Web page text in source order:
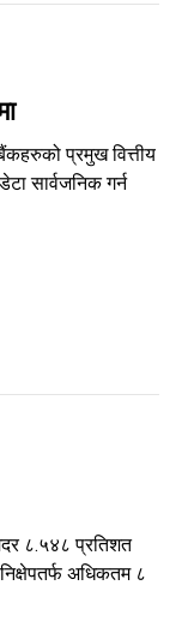
प्रमुख वित्तीय
सार्वजनिक गर्न
८.५४८ प्रतिशत
अधिकतम ८